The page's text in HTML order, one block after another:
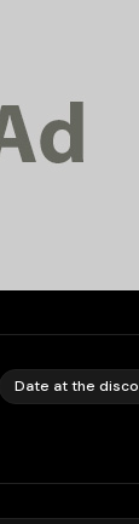
Date at the disco